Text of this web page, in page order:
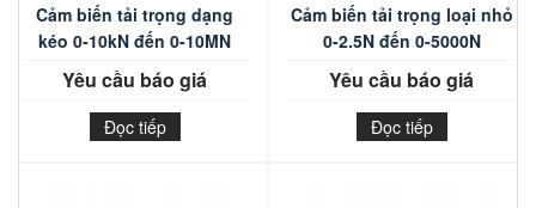
Cảm biến tải trọng dạng
kéo 0-10kN đến 0-10MN
Yêu cầu báo giá
Đọc tiếp
Cảm biến tải trọng loại nhỏ
0-2.5N đến 0-5000N
Yêu cầu báo giá
Đọc tiếp